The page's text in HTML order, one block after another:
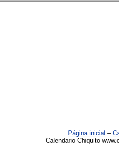
Página inicial –
Calendario Chiquito